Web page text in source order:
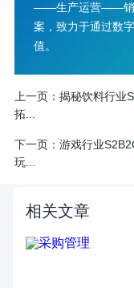
——生产运营——销
案，致力于通过数
值。
上一页： 揭秘饮料行业
拓...
下一页： 游戏行业
玩...
相关文章